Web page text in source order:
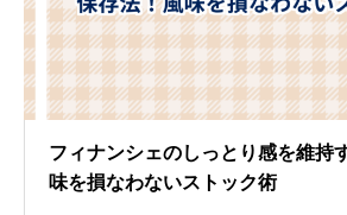
フィナンシェのしっとり感を維持
味を損なわないストック術